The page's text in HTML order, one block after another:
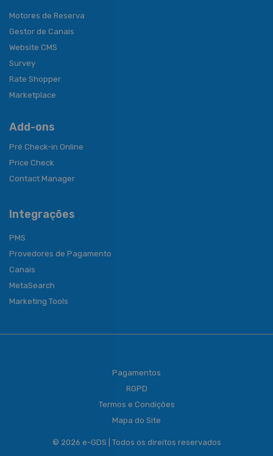
Motores de Reserva
Gestor de Canais
Website CMS
Survey
Rate Shopper
Marketplace
Add-ons
Pré Check-in Online
Price Check
Contact Manager
Integrações
PMS
Provedores de Pagamento
Canais
MetaSearch
Marketing Tools
Pagamentos
RGPD
Termos e Condições
Mapa do Site
© 2026 e-GDS | Todos os direitos reservados